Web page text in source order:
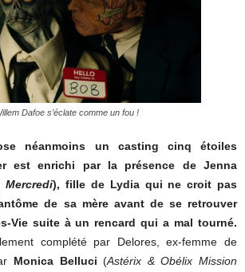
Dafoe s’éclate comme un fou !
néanmoins un casting cinq étoiles
est enrichi par la présence de Jenna
Mercredi), fille de Lydia qui ne croit pas
de sa mère avant de se retrouver
Vie suite à un rencard qui a mal tourné.
complété par Delores, ex-femme de
Monica Belluci (Astérix & Obélix Mission